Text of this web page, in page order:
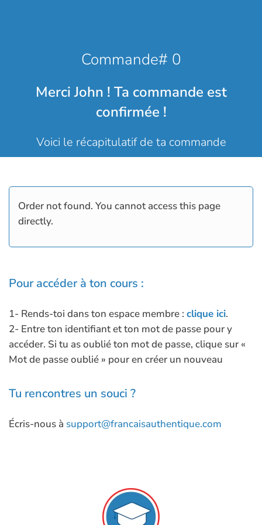
Commande# 0
Merci John ! Ta commande est
confirmée !
Voici le récapitulatif de ta commande
Pour accéder à ton cours :
1- Rends-toi dans ton espace membre : clique ici.
2- Entre ton identifiant et ton mot de passe pour y
accéder. Si tu as oublié ton mot de passe, clique sur «
Mot de passe oublié » pour en créer un nouveau
Tu rencontres un souci ?
Écris-nous à support@francaisauthentique.com
Order not found. You cannot access this page
directly.